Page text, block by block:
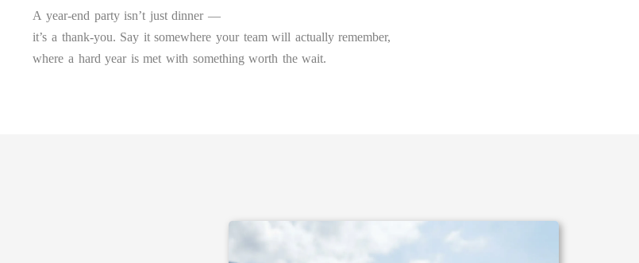
A year-end party isn’t just dinner —
it’s a thank-you. Say it somewhere your team will actually remember,
where a hard year is met with something worth the wait.